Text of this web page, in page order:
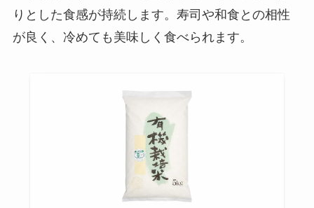
りとした食感が持続します。寿司や和食との相性
が良く、冷めても美味しく食べられます。